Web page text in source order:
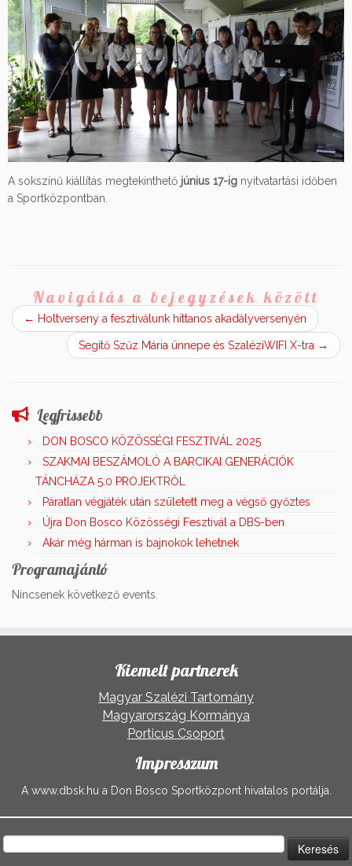
A sokszínű kiállítás megtekinthető június 17-ig nyitvatartási időben
a Sportközpontban.
Navigálás a bejegyzések között
← Holtverseny a fesztiválunk hittanos akadályversenyén
Segítő Szűz Mária ünnepe és SzaléziWIFI X-tra →
Legfrissebb
DON BOSCO KÖZÖSSÉGI FESZTIVÁL 2025
SZAKMAI BESZÁMOLÓ A BARCIKAI GENERÁCIÓK
TÁNCHÁZA 5.0 PROJEKTRŐL
Páratlan végjáték után született meg a végső győztes
Újra Don Bosco Közösségi Fesztivál a DBS-ben
Akár még hárman is bajnokok lehetnek
Programajánló
Nincsenek következő events.
Kiemelt partnerek
Magyar Szalézi Tartomány
Magyarország Kormánya
Porticus Csoport
Impresszum
A www.dbsk.hu a Don Bosco Sportközpont hivatalos portálja.